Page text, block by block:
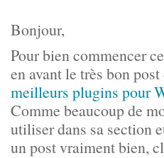
Bonjour,
Pour bien commencer
en avant le très bon post
meilleurs plugins pour
Comme beaucoup de
utiliser dans sa section
un post vraiment bien,